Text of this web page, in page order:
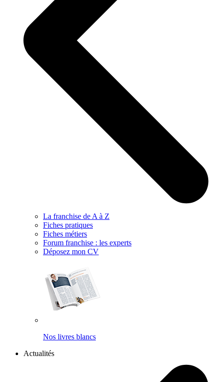
La franchise de A à Z
Fiches pratiques
Fiches métiers
Forum franchise : les experts
Déposez mon CV
Nos livres blancs
Actualités